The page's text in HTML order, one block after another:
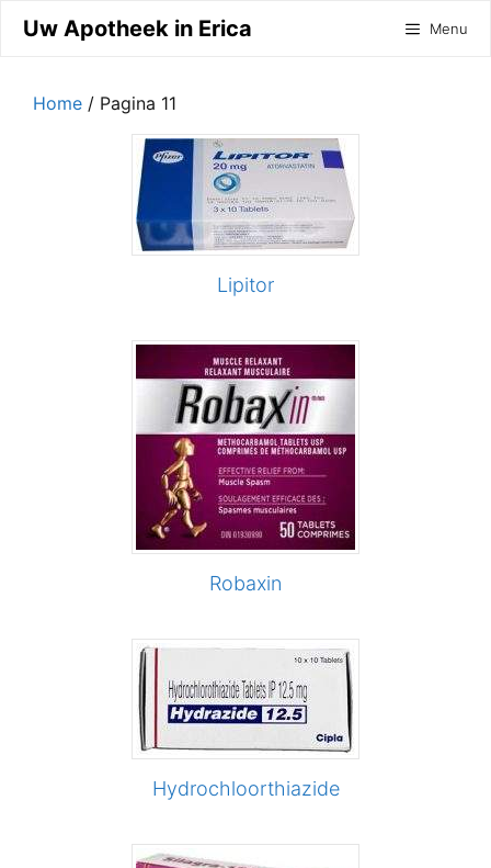
naar
inhoud
Uw Apotheek in Erica Menu
Home / Pagina 11
Lipitor
Robaxin
Hydrochloorthiazide